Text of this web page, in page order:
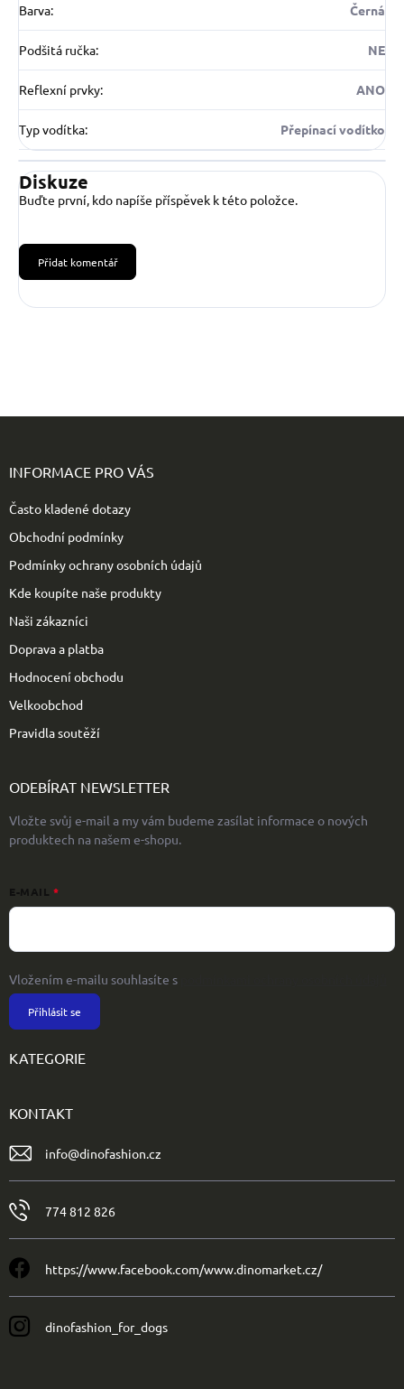
Barva: Černá
Podšitá ručka: NE
Reflexní prvky: ANO
Typ vodítka: Přepínací vodítko
Diskuze
Buďte první, kdo napíše příspěvek k této položce.
Přidat komentář
INFORMACE PRO VÁS
Často kladené dotazy
Obchodní podmínky
Podmínky ochrany osobních údajů
Kde koupíte naše produkty
Naši zákazníci
Doprava a platba
Hodnocení obchodu
Velkoobchod
Pravidla soutěží
ODEBÍRAT NEWSLETTER
Vložte svůj e-mail a my vám budeme zasílat informace o nových
produktech na našem e-shopu.
E-MAIL
Vložením e-mailu souhlasíte s
Přihlásit se
KATEGORIE
KONTAKT
info@dinofashion.cz
774 812 826
https://www.facebook.com/www.dinomarket.cz/
dinofashion_for_dogs